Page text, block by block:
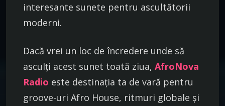
interesante sunete pentru ascultătorii
moderni.
Dacă vrei un loc de încredere unde să
asculți acest sunet toată ziua, AfroNova
Radio este destinația ta de vară pentru
groove-uri Afro House, ritmuri globale și